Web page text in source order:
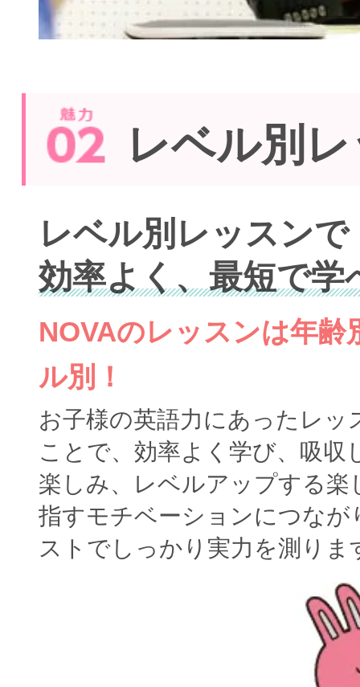
レベル別
レベル別レッスンで
効率よく、最短で学
NOVAのレッスンは年齢
ル別！
お子様の英語力にあったレッ
ことで、効率よく学び、吸収
楽しみ、レベルアップする楽
指すモチベーションにつなが
ストでしっかり実力を測りま